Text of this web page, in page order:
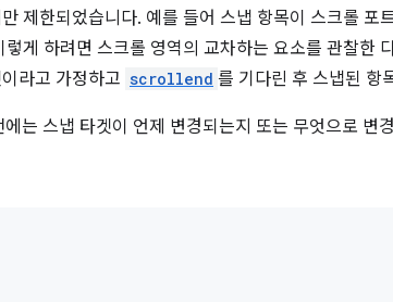
제한되었습니다. 예를 들어 스냅 항목이 스크롤 포
게 하려면 스크롤 영역의 교차하는 요소를 관찰한
라고 가정하고 scrollend 를 기다린 후 스냅된 항
에는 스냅 타겟이 언제 변경되는지 또는 무엇으로 변